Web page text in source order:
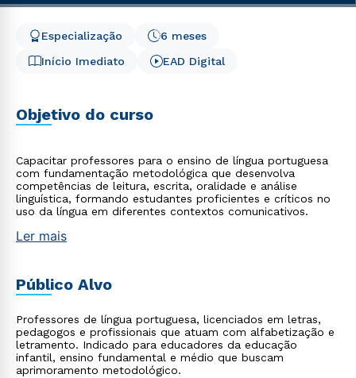
Início Imediato
6 meses
Especialização
EAD Digital
Objetivo do curso
Capacitar professores para o ensino de língua portuguesa
com fundamentação metodológica que desenvolva
competências de leitura, escrita, oralidade e análise
linguística, formando estudantes proficientes e críticos no
uso da língua em diferentes contextos comunicativos.
Ler mais
Público Alvo
Professores de língua portuguesa, licenciados em letras,
pedagogos e profissionais que atuam com alfabetização e
letramento. Indicado para educadores da educação
infantil, ensino fundamental e médio que buscam
aprimoramento metodológico.